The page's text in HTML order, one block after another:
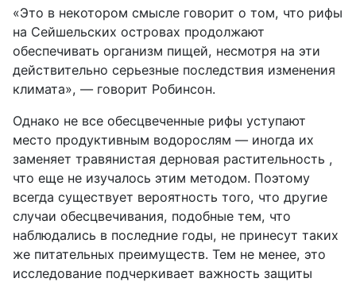
«Это в некотором смысле говорит о том, что рифы
на Сейшельских островах продолжают
обеспечивать организм пищей, несмотря на эти
действительно серьезные последствия изменения
климата», — говорит Робинсон.
Однако не все обесцвеченные рифы уступают
место продуктивным водорослям — иногда их
заменяет травянистая дерновая растительность ,
что еще не изучалось этим методом. Поэтому
всегда существует вероятность того, что другие
случаи обесцвечивания, подобные тем, что
наблюдались в последние годы, не принесут таких
же питательных преимуществ. Тем не менее, это
исследование подчеркивает важность защиты